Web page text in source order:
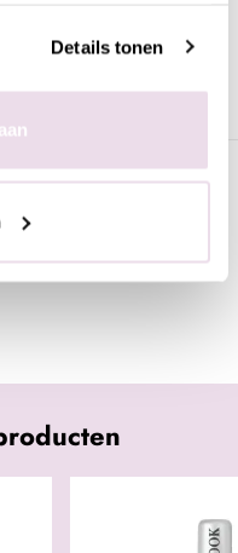
Details tonen